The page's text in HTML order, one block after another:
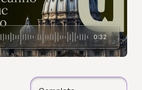
0:32